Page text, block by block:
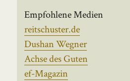
Empfohlene Medien
reitschuster.de
Dushan Wegner
Achse des Guten
ef-Magazin